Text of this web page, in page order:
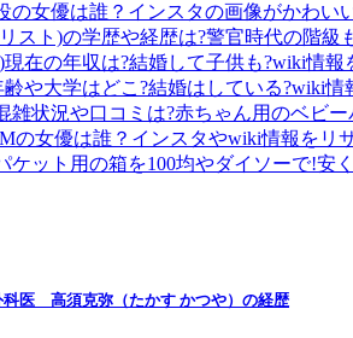
の女優は誰？インスタの画像がかわい
スト)の学歴や経歴は?警官時代の階級
在の年収は?結婚して子供も?wiki情報
や大学はどこ?結婚はしている?wiki情
雑状況や口コミは?赤ちゃん用のベビ
の女優は誰？インスタやwiki情報をリ
ケット用の箱を100均やダイソーで!安
医 高須克弥（たかす かつや）の経歴